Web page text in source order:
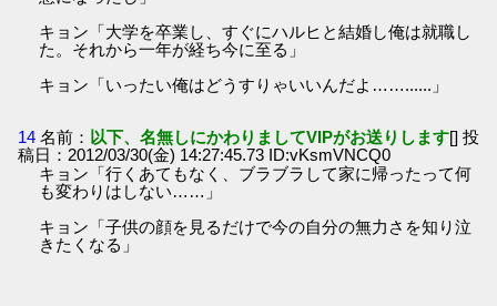
キョン「大学を卒業し、すぐにハルヒと結婚し俺は就職し
た。それから一年が経ち今に至る」
キョン「いったい俺はどうすりゃいいんだよ……......」
14 名前： 以下、名無しにかわりましてVIPがお送りします[] 投
稿日：2012/03/30(金) 14:27:45.73 ID:vKsmVNCQ0
キョン「行くあてもなく、ブラブラして家に帰ったって何
も変わりはしない……」
キョン「子供の顔を見るだけで今の自分の無力さを知り泣
きたくなる」